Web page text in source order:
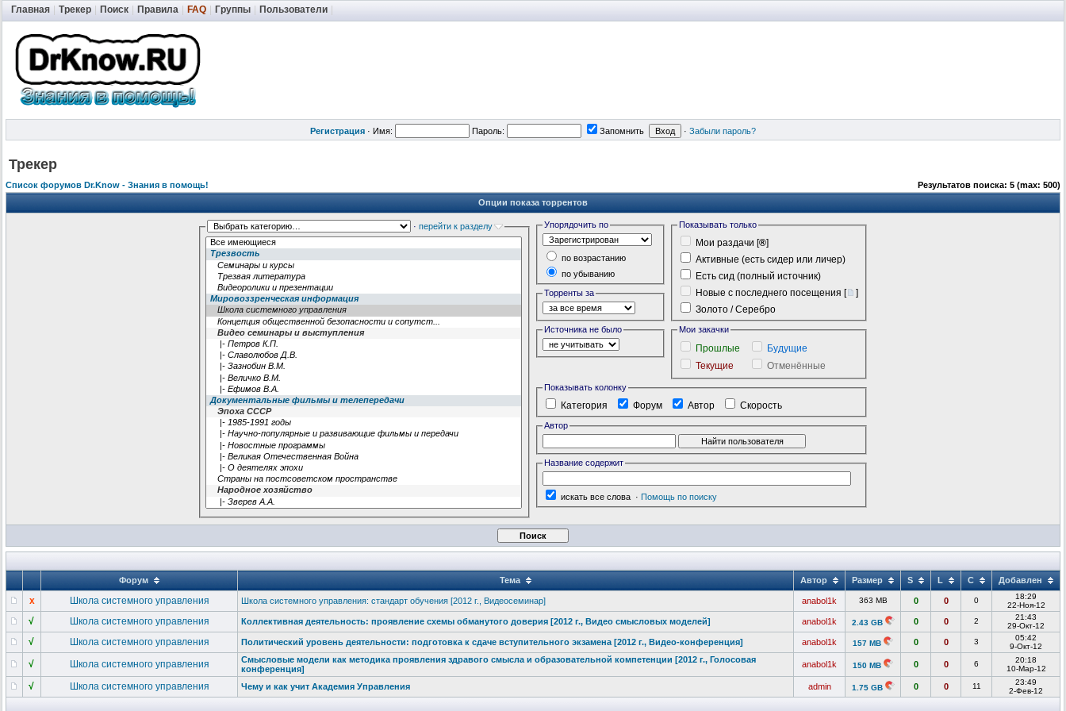
Главная Трекер Поиск Правила FAQ Группы Пользователи
Регистрация · Имя: Пароль: Запомнить · Забыли пароль?
Трекер
Список форумов Dr.Know - Знания в помощь!
Результатов поиска: 5 (max: 500)
Опции показа торрентов
· перейти к разделу Упорядочить по
по возрастанию
по убыванию
Торренты за
Источника не было
Показывать только
Мои раздачи [®]
Активные (есть сидер или личер)
Есть сид (полный источник)
Новые с последнего посещения [
]
Золото / Серебро
Мои закачки
Прошлые
Будущие
Текущие
Отменённые
Показывать колонку
Категория Форум Автор Скорость
Автор
Название содержит
искать все слова · Помощь по поиску
Форум Тема Автор Размер S L C Добавлен
x Школа системного управления Школа системного управления: стандарт обучения [2012 г., Видеосеминар] anabol1k 363 MB 0 0 0
18:29
22-Ноя-12
√ Школа системного управления Коллективная деятельность: проявление схемы обманутого доверия [2012 г., Видео смысловых моделей] anabol1k 2.43 GB 0 0 2
21:43
29-Окт-12
√ Школа системного управления Политический уровень деятельности: подготовка к сдаче вступительного экзамена [2012 г., Видео-конференция] anabol1k 157 MB 0 0 3
05:42
9-Окт-12
√ Школа системного управления Смысловые модели как методика проявления здравого смысла и образовательной компетенции [2012 г., Голосовая
конференция]
anabol1k 150 MB 0 0 6
20:18
10-Мар-12
√ Школа системного управления Чему и как учит Академия Управления admin 1.75 GB 0 0 11
23:49
2-Фев-12